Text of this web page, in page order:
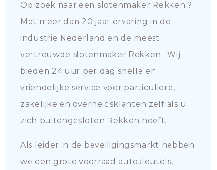
Op zoek naar een slotenmaker Rekken ?
Met meer dan 20 jaar ervaring in de
industrie Nederland en de meest
vertrouwde slotenmaker Rekken . Wij
bieden 24 uur per dag snelle en
vriendelijke service voor particuliere,
zakelijke en overheidsklanten zelf als u
zich buitengesloten Rekken heeft.
Als leider in de beveiligingsmarkt hebben
we een grote voorraad autosleutels,